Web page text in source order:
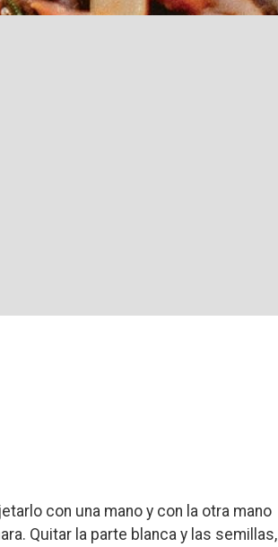
con una mano y con la otra mano
Quitar la parte blanca y las semillas,